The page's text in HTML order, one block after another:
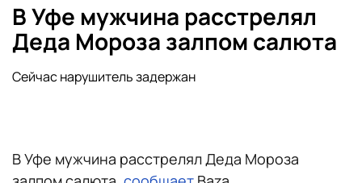
В Уфе мужчина расстрелял
Деда Мороза залпом салюта
Сейчас нарушитель задержан
В Уфе мужчина расстрелял Деда Мороза